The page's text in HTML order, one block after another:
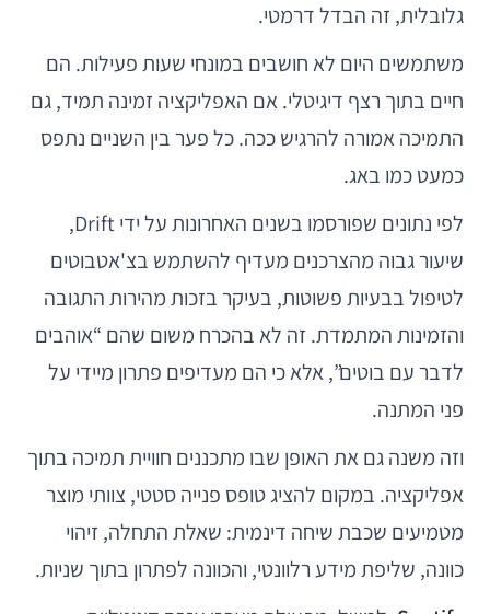
גלובלית, זה הבדל דרמטי.
משתמשים היום לא חושבים במונחי שעות פעילות. הם
חיים בתוך רצף דיגיטלי. אם האפליקציה זמינה תמיד, גם
התמיכה אמורה להרגיש ככה. כל פער בין השניים נתפס
כמעט כמו באג.
לפי נתונים שפורסמו בשנים האחרונות על ידי Drift,
שיעור גבוה מהצרכנים מעדיף להשתמש בצ'אטבוטים
לטיפול בבעיות פשוטות, בעיקר בזכות מהירות התגובה
והזמינות המתמדת. זה לא בהכרח משום שהם “אוהבים
לדבר עם בוטים”, אלא כי הם מעדיפים פתרון מיידי על
פני המתנה.
וזה משנה גם את האופן שבו מתכננים חוויית תמיכה בתוך
אפליקציה. במקום להציג טופס פנייה סטטי, צוותי מוצר
מטמיעים שכבת שיחה דינמית: שאלת התחלה, זיהוי
כוונה, שליפת מידע רלוונטי, והכוונה לפתרון בתוך שניות.